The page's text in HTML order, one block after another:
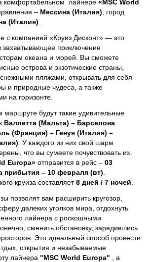
комфортабельном лайнере «MSC World
– Мессина (Италия) , город
(Италия)
с компанией «Круиз Дисконт» — это
захватывающее приключение
океана и морей. Вы сможете
острова и экзотические страны,
пляжами, открывать для себя
и природные чудеса, а также
на горизонте.
будут такие удивительные
Валлетта (Мальта) – Барселона
(Франция) – Генуя (Италия) –
. У каждого из них свой шарм
что вы сумеете почувствовать их.
Europa» отправится в рейс – 03
прибытия – 10 февраля (вт)
круиза составляет8 дней / 7 ночей
позволят вам расширить кругозор,
далеких уголков мира, отдохнуть
лайнера с роскошными
сменить обстановку, зарядившись
Это идеальный способ провести
открытия и незабываемые
лайнера "MSC World Europa"
, a